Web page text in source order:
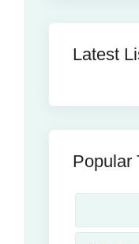
Latest
Popular